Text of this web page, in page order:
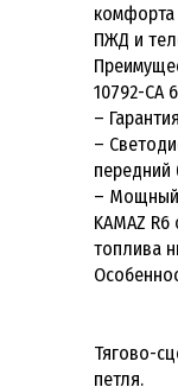
комфорта
ПЖД и
10792-CA
–
–
передний
– Мощный
KAMAZ
топлива
Тягово-
петля.